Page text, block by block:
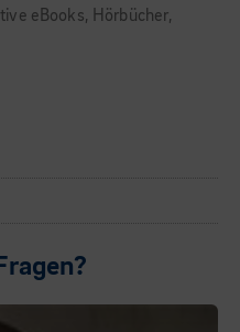
eBooks, Hörbücher,